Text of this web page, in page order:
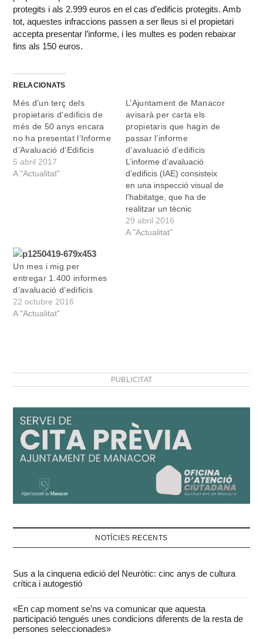
protegits i als 2.999 euros en el cas d’edificis protegits. Amb
tot, aquestes infraccions passen a ser lleus si el propietari
accepta presentar l’informe, i les multes es poden rebaixar
fins als 150 euros.
RELACIONATS
Més d’un terç dels
propietaris d’edificis de
més de 50 anys encara
no ha presentat l’Informe
d’Avaluació d’Edificis
5 abril 2017
A "Actualitat"
L’Ajuntament de Manacor
avisarà per carta els
propietaris que hagin de
passar l’informe
d’avaluació d’edificis
L’informe d’avaluació
d'edificis (IAE) consisteix
en una inspecció visual de
l'habitatge, que ha de
realitzar un tècnic
qualificat. Aquesta
inspecció és obligatòria
29 abril 2016
A "Actualitat"
Un mes i mig per
entregar 1.400 informes
d’avaluació d’edificis
22 octubre 2016
A "Actualitat"
PUBLICITAT
NOTÍCIES RECENTS
Sus a la cinquena edició del Neuròtic: cinc anys de cultura
crítica i autogestió
«En cap moment se’ns va comunicar que aquesta
participació tengués unes condicions diferents de la resta de
persones seleccionades»